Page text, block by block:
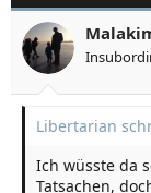
Libertarian
Ich wüsste da
Tatsachen,